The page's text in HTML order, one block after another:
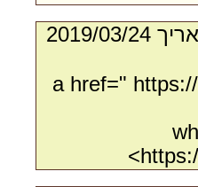
- מאת:‏ t2j2r2b8*. ‏ נשלח בתאריך ‏24/‏03/‏2019
<a href="